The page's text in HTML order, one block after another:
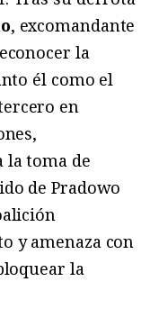
, excomandante
la
él como el
en
la toma de
de Pradowo
y amenaza con
la